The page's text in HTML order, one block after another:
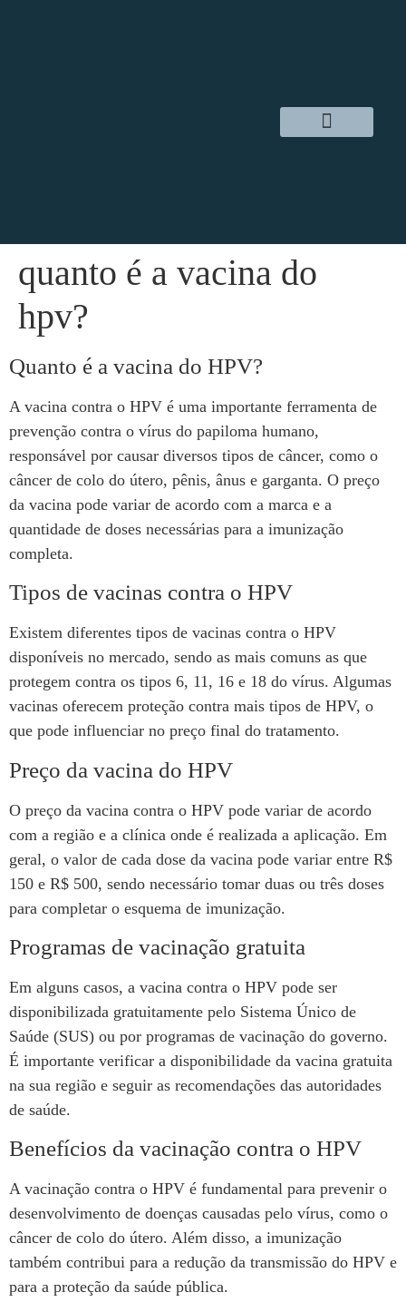
quanto é a vacina do
hpv?
Quanto é a vacina do HPV?
A vacina contra o HPV é uma importante ferramenta de
prevenção contra o vírus do papiloma humano,
responsável por causar diversos tipos de câncer, como o
câncer de colo do útero, pênis, ânus e garganta. O preço
da vacina pode variar de acordo com a marca e a
quantidade de doses necessárias para a imunização
completa.
Tipos de vacinas contra o HPV
Existem diferentes tipos de vacinas contra o HPV
disponíveis no mercado, sendo as mais comuns as que
protegem contra os tipos 6, 11, 16 e 18 do vírus. Algumas
vacinas oferecem proteção contra mais tipos de HPV, o
que pode influenciar no preço final do tratamento.
Preço da vacina do HPV
O preço da vacina contra o HPV pode variar de acordo
com a região e a clínica onde é realizada a aplicação. Em
geral, o valor de cada dose da vacina pode variar entre R$
150 e R$ 500, sendo necessário tomar duas ou três doses
para completar o esquema de imunização.
Programas de vacinação gratuita
Em alguns casos, a vacina contra o HPV pode ser
disponibilizada gratuitamente pelo Sistema Único de
Saúde (SUS) ou por programas de vacinação do governo.
É importante verificar a disponibilidade da vacina gratuita
na sua região e seguir as recomendações das autoridades
de saúde.
Benefícios da vacinação contra o HPV
A vacinação contra o HPV é fundamental para prevenir o
desenvolvimento de doenças causadas pelo vírus, como o
câncer de colo do útero. Além disso, a imunização
também contribui para a redução da transmissão do HPV e
para a proteção da saúde pública.